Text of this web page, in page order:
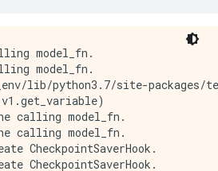
model_fn.
model_fn.
lib/python3.7/site-packages/
calling model_fn.
calling model_fn.
CheckpointSaverHook.
CheckpointSaverHook.